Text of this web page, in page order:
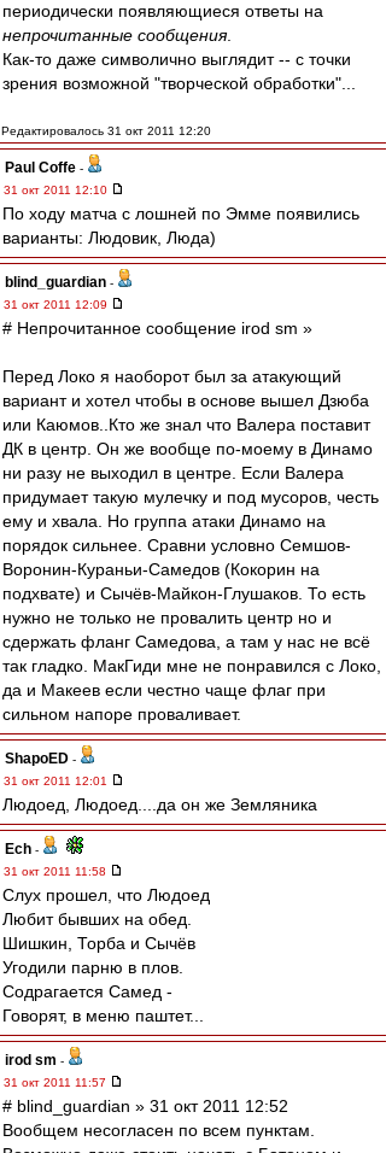
периодически появляющиеся ответы на
непрочитанные сообщения.
Как-то даже символично выглядит -- с точки
зрения возможной "творческой обработки"...
Редактировалось 31 окт 2011 12:20
Paul Coffe -
31 окт 2011 12:10
По ходу матча с лошней по Эмме появились
варианты: Людовик, Люда)
blind_guardian -
31 окт 2011 12:09
# Непрочитанное сообщение irod sm »
Перед Локо я наоборот был за атакующий
вариант и хотел чтобы в основе вышел Дзюба
или Каюмов..Кто же знал что Валера поставит
ДК в центр. Он же вообще по-моему в Динамо
ни разу не выходил в центре. Если Валера
придумает такую мулечку и под мусоров, честь
ему и хвала. Но группа атаки Динамо на
порядок сильнее. Сравни условно Семшов-
Воронин-Кураньи-Самедов (Кокорин на
подхвате) и Сычёв-Майкон-Глушаков. То есть
нужно не только не провалить центр но и
сдержать фланг Самедова, а там у нас не всё
так гладко. МакГиди мне не понравился с Локо,
да и Макеев если честно чаще флаг при
сильном напоре проваливает.
ShapoED -
31 окт 2011 12:01
Людоед, Людоед....да он же Земляника
Ech -
31 окт 2011 11:58
Слух прошел, что Людоед
Любит бывших на обед.
Шишкин, Торба и Сычёв
Угодили парню в плов.
Содрагается Самед -
Говорят, в меню паштет...
irod sm -
31 окт 2011 11:57
# blind_guardian » 31 окт 2011 12:52
Вообщем несогласен по всем пунктам.